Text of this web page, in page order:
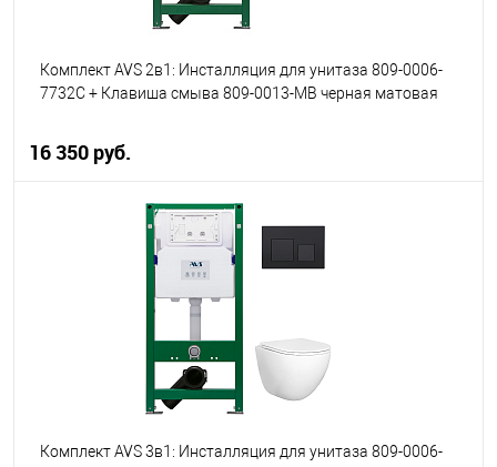
Комплект AVS 2в1: Инсталляция для унитаза 809-0006-
7732C + Клавиша смыва 809-0013-MB черная матовая
16 350 руб.
В корзину
В наличии
Комплект AVS 3в1: Инсталляция для унитаза 809-0006-